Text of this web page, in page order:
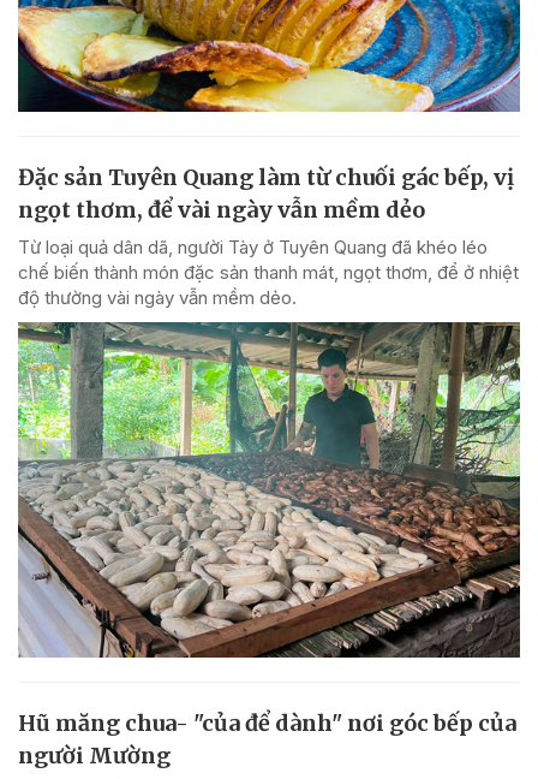
Đặc sản Tuyên Quang làm từ chuối gác bếp, vị
ngọt thơm, để vài ngày vẫn mềm dẻo
Từ loại quả dân dã, người Tày ở Tuyên Quang đã khéo léo
chế biến thành món đặc sản thanh mát, ngọt thơm, để ở nhiệt
độ thường vài ngày vẫn mềm dẻo.
Hũ măng chua- "của để dành" nơi góc bếp của
người Mường